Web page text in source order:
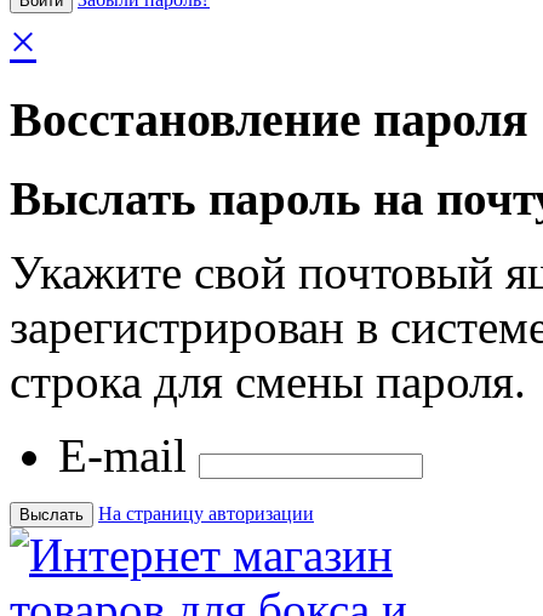
×
Восстановление пароля
Выслать пароль на
Укажите свой почтовый
зарегистрирован в
строка для смены пароля.
E-mail
На страницу авторизации